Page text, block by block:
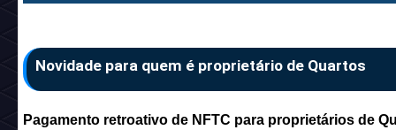
Novidade para quem é proprietário de Quartos
Pagamento retroativo de NFTC para proprietários de